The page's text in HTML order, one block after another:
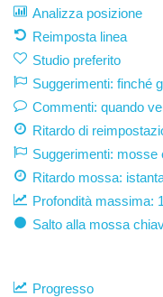
Analizza posizione
Reimposta linea
Studio preferito
Suggerimenti: finché
Commenti: quando
Ritardo di
Suggerimenti: mosse
Ritardo mossa:
Profondità massima:
Salto alla mossa
Progresso